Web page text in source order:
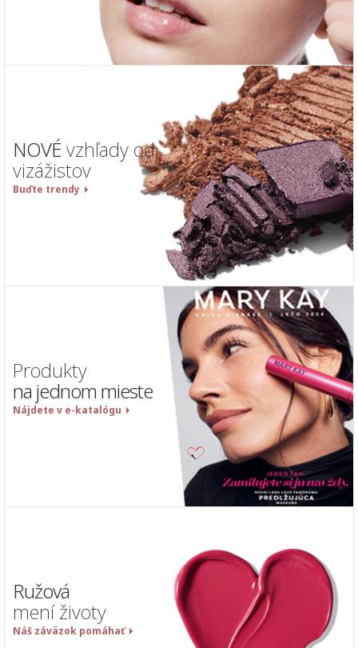
NOVÉvzhľady od
vizážistov
Buďte trendy
Produkty
na jednom mieste
Nájdete v e-katalógu
Ružová
mení životy
Náš záväzok pomáhať